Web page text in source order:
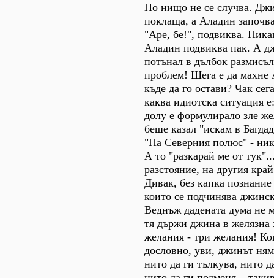
Но нищо не се случва.
поклаща, а Аладин
"Аре, бе!", подвиква.
Аладин подвиква пак. А
потънал в дълбок
проблем! Шега е да махне
къде да го остави? Чак
каква идиотска ситуация
долу е формулирало зле
беше казал "искам в
"На Северния полюс" -
А то "разкарай ме от
разстояние, на другия
Дивак, без капка познание
които се подчинява
Веднъж дадената дума не
тя държи джина в желязна
желания - три желания!
дословно, уви, джинът
нито да ги тълкува, нито